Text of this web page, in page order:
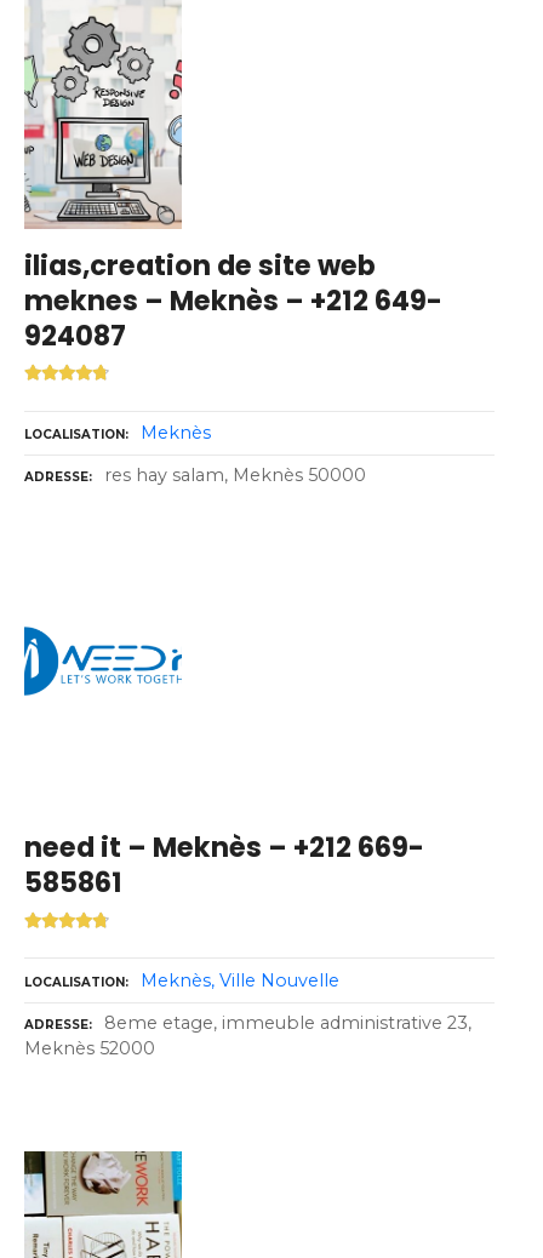
ilias,creation de site web
meknes – Meknès – +212 649-
924087
LOCALISATION Meknès
ADRESSE res hay salam, Meknès 50000
need it – Meknès – +212 669-
585861
LOCALISATION Meknès Ville Nouvelle
ADRESSE
8eme etage, immeuble administrative 23,
Meknès 52000